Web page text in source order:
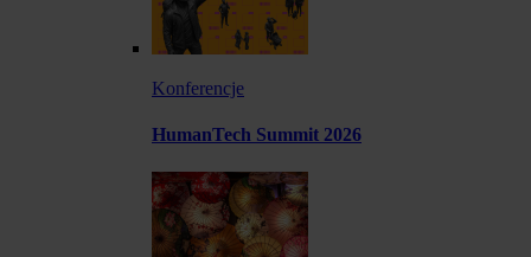
Konferencje
HumanTech Summit 2026